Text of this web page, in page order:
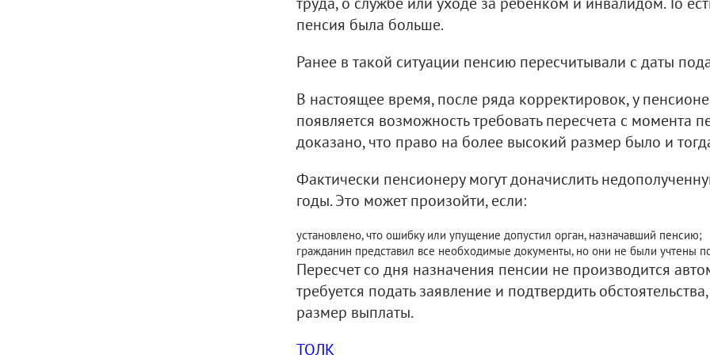
пенсия была больше.
Ранее в такой ситуации пенсию пересчитывали с даты
В настоящее время, после ряда корректировок, у
появляется возможность требовать пересчета с момента
доказано, что право на более высокий размер было и
Фактически пенсионеру могут доначислить
годы. Это может произойти, если:
установлено, что ошибку или упущение допустил орган, назначавший пенсию;
гражданин представил все необходимые документы, но они не были учтены
Пересчет со дня назначения пенсии не производится
требуется подать заявление и подтвердить
размер выплаты.
ТОЛК